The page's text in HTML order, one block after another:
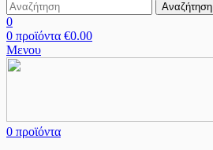
Αναζήτηση
0
0 προϊόντα €0.00
Μενου
0 προϊόντα